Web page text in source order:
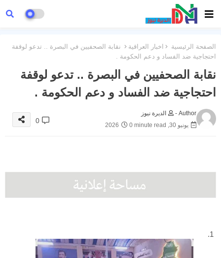
الصفحة الرئيسية اخبار العراقية
نقابة الصحفيين في البصرة .. تدعو لوقفة
احتجاجية ضد الفساد و دعم الحكومة .
نقابة الصحفيين في البصرة .. تدعو لوقفة
احتجاجية ضد الفساد و دعم الحكومة .
Author -
الديرة نيوز
يونيو 30, 2026
0 minute read
0